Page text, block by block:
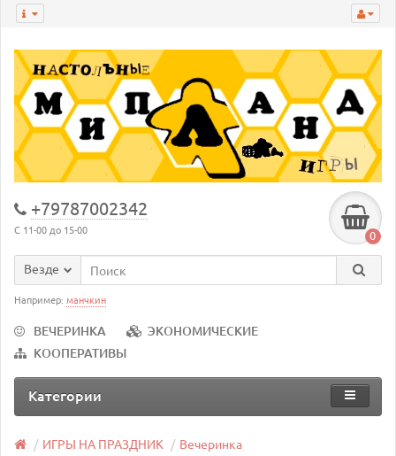
+79787002342
С 11-00 до 15-00 0
Везде
Например: манчкин
ВЕЧЕРИНКА
ЭКОНОМИЧЕСКИЕ
КООПЕРАТИВЫ
Категории
ИГРЫ НА ПРАЗДНИК
Вечеринка